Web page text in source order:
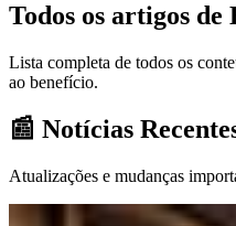
Todos os artigos
Lista completa de todos os
ao benefício.
📰 Notícias
Atualizações e mudanças